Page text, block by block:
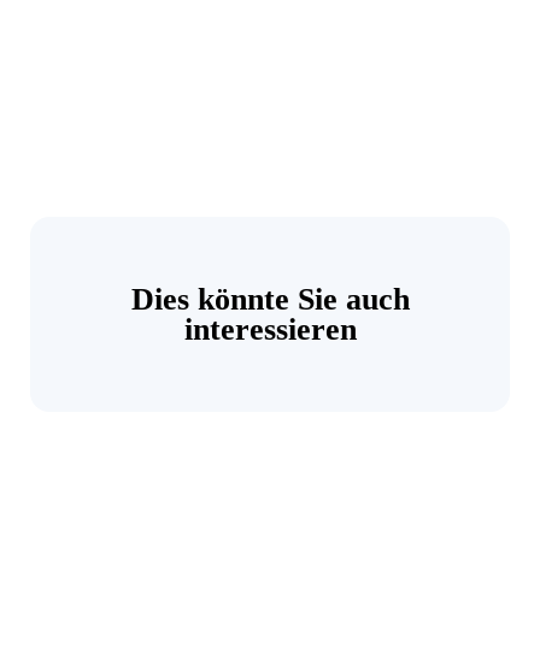
Dies könnte Sie auch
interessieren